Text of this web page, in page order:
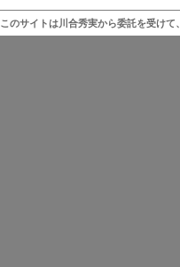
このサイトは川合秀実から委託を受け